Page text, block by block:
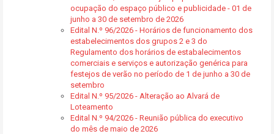
ocupação do espaço público e publicidade - 01 de
junho a 30 de setembro de 2026
Edital N.º 96/2026 - Horários de funcionamento dos
estabelecimentos dos grupos 2 e 3 do
Regulamento dos horários de estabalecimentos
comerciais e serviços e autorização genérica para
festejos de verão no período de 1 de junho a 30 de
setembro
Edital N.º 95/2026 - Alteração ao Alvará de
Loteamento
Edital N.º 94/2026 - Reunião pública do executivo
do mês de maio de 2026